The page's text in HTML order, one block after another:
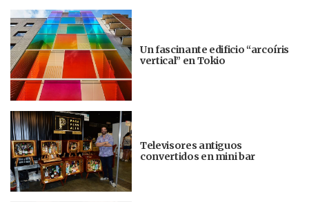
Un fascinante edificio “arcoíris
vertical” en Tokio
Televisores antiguos
convertidos en mini bar